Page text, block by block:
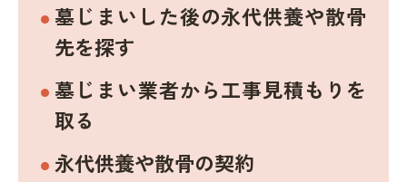
墓じまいした後の永代供養や散骨
先を探す
墓じまい業者から工事見積もりを
取る
永代供養や散骨の契約